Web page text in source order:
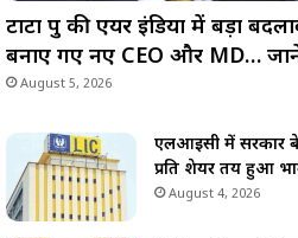
टाटा ग्रुप की एयर इंडिया में बड़ा
बनाए गए नए CEO और MD…
August 5, 2026
एलआईसी में सरकार
प्रति शेयर तय हुआ
August 4, 2026